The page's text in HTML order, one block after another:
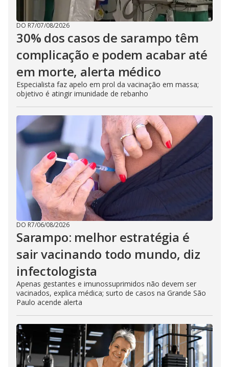
DO R7/07/08/2026
30% dos casos de sarampo têm
complicação e podem acabar até
em morte, alerta médico
Especialista faz apelo em prol da vacinação em massa;
objetivo é atingir imunidade de rebanho
DO R7/06/08/2026
Sarampo: melhor estratégia é
sair vacinando todo mundo, diz
infectologista
Apenas gestantes e imunossuprimidos não devem ser
vacinados, explica médica; surto de casos na Grande São
Paulo acende alerta